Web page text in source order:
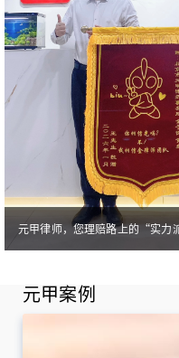
元甲律师，您理赔路上的“实力
元甲案例